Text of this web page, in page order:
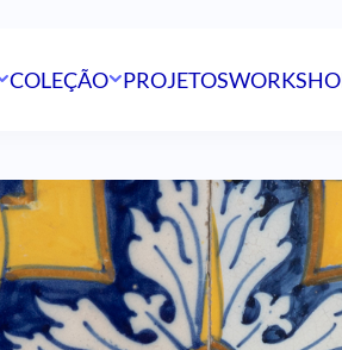
COLEÇÃO PROJETOS